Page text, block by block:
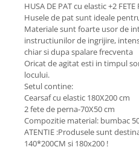
HUSA DE PAT cu elastic +2 FETE
Husele de pat sunt ideale
Materiale sunt foarte usor de
instructiunilor de ingrijire,
chiar si dupa spalare frecventa
Oricat de agitat esti in timpul
locului.
Setul contine:
Cearsaf cu elastic 180X200 cm
2 fete de perna-70X50 cm
Compozitie material: bumbac
ATENTIE :Produsele sunt
140*200CM si 180x200 !